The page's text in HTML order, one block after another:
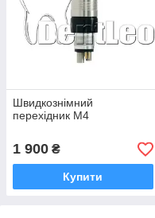
Швидкознімний
перехідник M4
1 900 ₴
Купити